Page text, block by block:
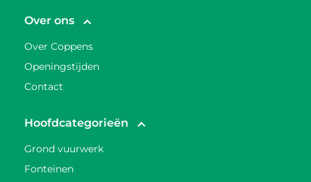
Over ons
Over Coppens
Openingstijden
Contact
Hoofdcategorieën
Grond vuurwerk
Fonteinen